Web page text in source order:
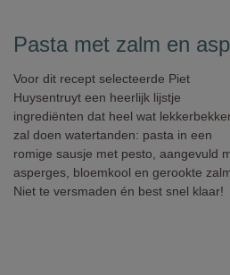
Pasta met zalm en
Voor dit recept selecteerde Piet
Huysentruyt een heerlijk lijstje
ingrediënten dat heel wat
zal doen watertanden: pasta in een
romige sausje met pesto, aangevuld
asperges, bloemkool en gerookte
Niet te versmaden én best snel klaar!